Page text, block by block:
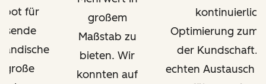
für
große
großem
Maßstab zu
bieten. Wir
konnten auf
Optimierung zum
der Kundschaft.
echten Austausch